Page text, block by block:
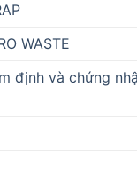
WASTE
định và chứng